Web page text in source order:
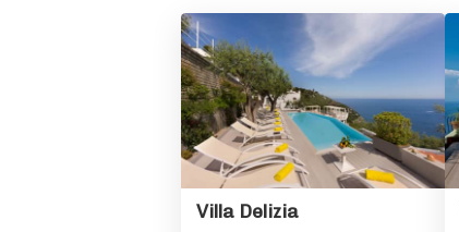
Villa Delizia